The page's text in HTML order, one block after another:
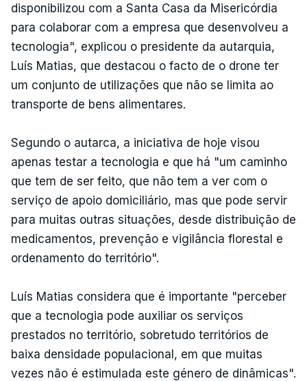
disponibilizou com a Santa Casa da Misericórdia
para colaborar com a empresa que desenvolveu a
tecnologia", explicou o presidente da autarquia,
Luís Matias, que destacou o facto de o drone ter
um conjunto de utilizações que não se limita ao
transporte de bens alimentares.
Segundo o autarca, a iniciativa de hoje visou
apenas testar a tecnologia e que há "um caminho
que tem de ser feito, que não tem a ver com o
serviço de apoio domiciliário, mas que pode servir
para muitas outras situações, desde distribuição de
medicamentos, prevenção e vigilância florestal e
ordenamento do território".
Luís Matias considera que é importante "perceber
que a tecnologia pode auxiliar os serviços
prestados no território, sobretudo territórios de
baixa densidade populacional, em que muitas
vezes não é estimulada este género de dinâmicas".